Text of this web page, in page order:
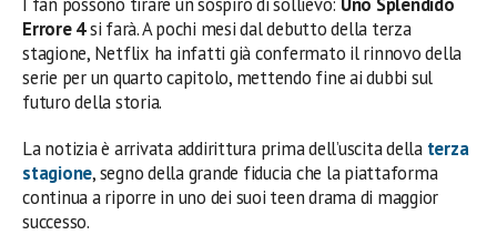
Errore 4si farà. A pochi mesi dal debutto della terza
stagione, Netflix ha infatti già confermato il rinnovo della
serie per un quarto capitolo, mettendo fine ai dubbi sul
futuro della storia.
La notizia è arrivata addirittura prima dell’uscita della terza
stagione, segno della grande fiducia che la piattaforma
continua a riporre in uno dei suoi teen drama di maggior
successo.